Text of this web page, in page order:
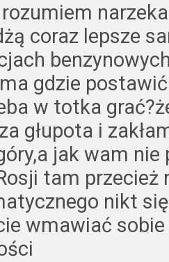
coraz lepsze
gdzie
w totka
głupota i
jak wam nie
tam przecież
nikt
wmawiać sobie